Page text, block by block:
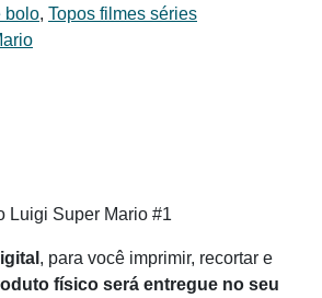
bolo, Topos filmes séries
Luigi Super Mario #1
, para você imprimir, recortar e
físico será entregue no seu